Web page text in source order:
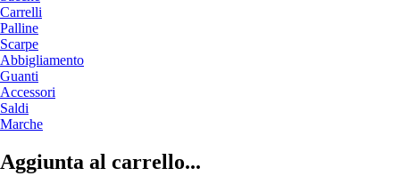
Carrelli
Palline
Scarpe
Abbigliamento
Guanti
Accessori
Saldi
Marche
Aggiunta al carrello...